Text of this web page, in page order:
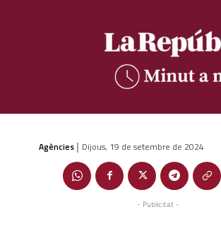
Agències | Dijous, 19 de setembre de 2024
- Publicitat -